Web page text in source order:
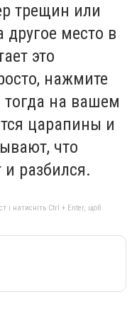
трещин или
место в
это
нажмите
на вашем
царапины и
что
разбился.
і натисніть Ctrl + Enter, щоб